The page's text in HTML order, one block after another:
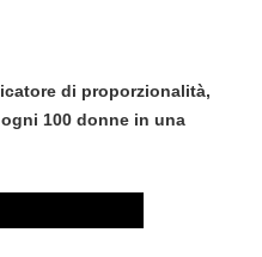
di proporzionalità,
100 donne in una